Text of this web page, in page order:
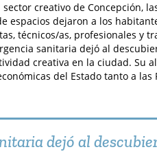
creativo de Concepción,
espacios dejaron a los
técnicos/as, profesionales y
sanitaria dejó al
creativa en la ciudad. Su
del Estado tanto a las
dejó al